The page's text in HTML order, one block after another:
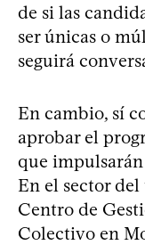
de si las
ser únicas o
seguirá
En cambio, sí
aprobar el
que
En el sector
Centro de
Colectivo en